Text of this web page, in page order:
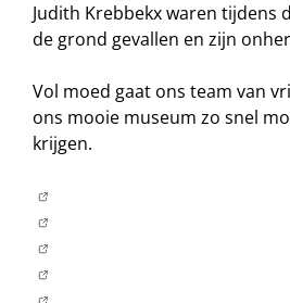
Judith Krebbekx waren tijdens
de grond gevallen en zijn
Vol moed gaat ons team van
ons mooie museum zo snel
krijgen.